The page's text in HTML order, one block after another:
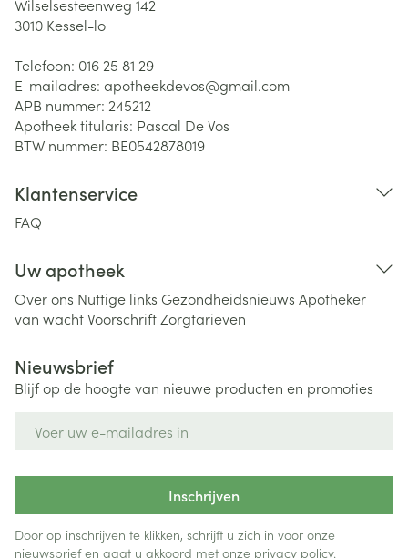
Wilselsesteenweg 142
3010 Kessel-lo
Telefoon: 016 25 81 29
E-mailadres: apotheekdevos@gmail.com
APB nummer: 245212
Apotheek titularis: Pascal De Vos
BTW nummer: BE0542878019
Klantenservice
FAQ
Uw apotheek
Over ons Nuttige links Gezondheidsnieuws Apotheker
van wachtVoorschriftZorgtarieven
Nieuwsbrief
Blijf op de hoogte van nieuwe producten en promoties
Inschrijven
Door op inschrijven te klikken, schrijft u zich in voor onze
nieuwsbrief en gaat u akkoord met onze privacy policy.